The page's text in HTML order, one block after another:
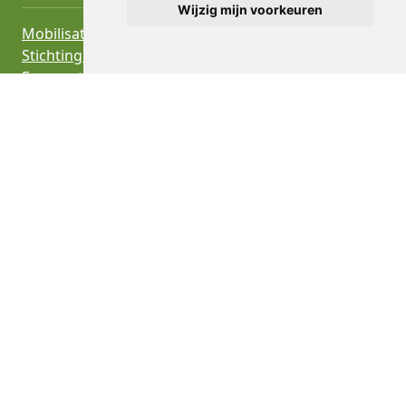
Wijzig mijn voorkeuren
Mobilisation
Stichting Advocaat van de Aarde
Free vector images like the Bluesy logo and the X-